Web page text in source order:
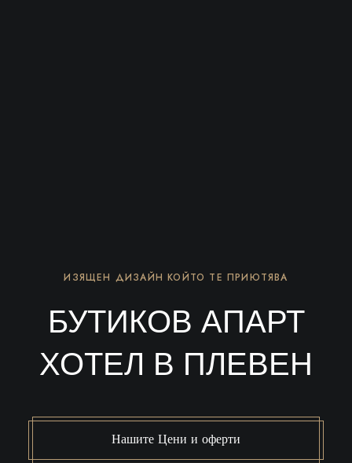
ИЗЯЩЕН ДИЗАЙН КОЙТО ТЕ ПРИЮТЯВА
БУТИКОВ АПАРТ
ХОТЕЛ В ПЛЕВЕН
Нашите Цени и оферти